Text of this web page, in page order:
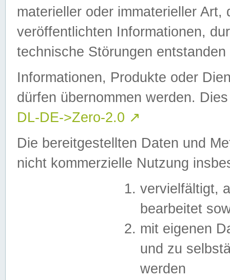
materieller oder immaterieller
veröffentlichten Informationen,
technische Störungen
Informationen, Produkte oder
dürfen übernommen werden.
DL-DE->Zero-2.0 ↗
Die bereitgestellten Daten und
nicht kommerzielle Nutzung
vervielfältigt,
bearbeitet
mit eigenen
und zu
werden